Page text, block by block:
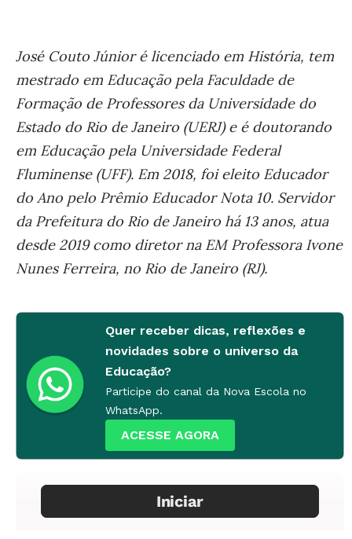
José Couto Júnior é licenciado em História, tem
mestrado em Educação pela Faculdade de
Formação de Professores da Universidade do
Estado do Rio de Janeiro (UERJ) e é doutorando
em Educação pela Universidade Federal
Fluminense (UFF). Em 2018, foi eleito Educador
do Ano pelo Prêmio Educador Nota 10. Servidor
da Prefeitura do Rio de Janeiro há 13 anos, atua
desde 2019 como diretor na EM Professora Ivone
Nunes Ferreira, no Rio de Janeiro (RJ).
Quer receber dicas, reflexões e
novidades sobre o universo da
Educação?
Participe do canal da Nova Escola no
WhatsApp.
ACESSE AGORA